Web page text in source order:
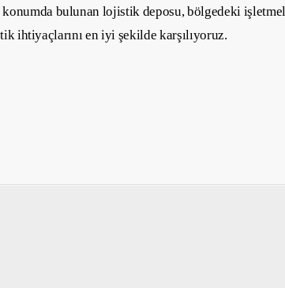
bulunan lojistik deposu, bölgedeki
ihtiyaçlarını en iyi şekilde karşılıyoruz.